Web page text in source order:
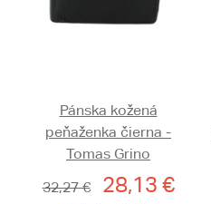
Pánska kožená
peňaženka čierna -
Tomas Grino
32,27 €
28,13 €